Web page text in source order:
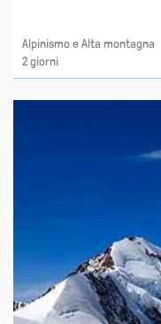
Alpinismo e Alta montagna
2 giorni